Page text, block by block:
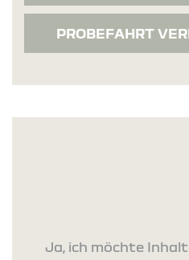
PROBEFAHRT
Ja, ich möchte